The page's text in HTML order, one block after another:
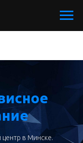
в Минске.